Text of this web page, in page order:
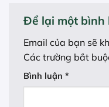
Để lại một bình
Email của bạn sẽ
Các trường bắt
Bình luận *